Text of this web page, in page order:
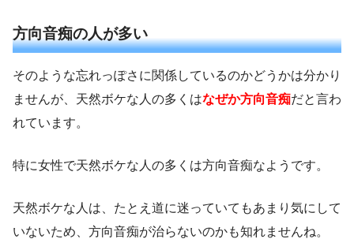
方向音痴の人が多い
そのような忘れっぽさに関係しているのかどうかは分かり
ませんが、天然ボケな人の多くはなぜか方向音痴だと言わ
れています。
特に女性で天然ボケな人の多くは方向音痴なようです。
天然ボケな人は、たとえ道に迷っていてもあまり気にして
いないため、方向音痴が治らないのかも知れませんね。